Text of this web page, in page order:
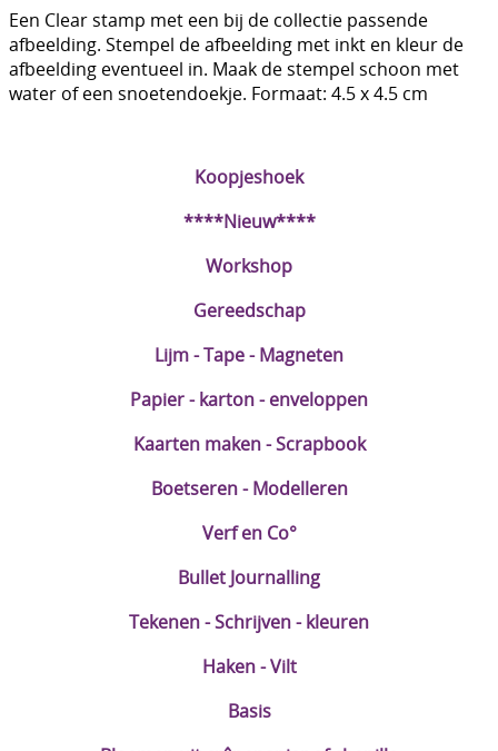
Diversen
DIY Kits
Koopjeshoek
****Nieuw****
Workshop
Gereedschap
Lijm - Tape - Magneten
Papier - karton - enveloppen
Kaarten maken - Scrapbook
Boetseren - Modelleren
Verf en Co°
Bullet Journalling
Tekenen - Schrijven - kleuren
Haken - Vilt
Basis
Een Clear stamp met een bij de collectie passende
afbeelding. Stempel de afbeelding met inkt en kleur de
afbeelding eventueel in. Maak de stempel schoon met
water of een snoetendoekje. Formaat: 4.5 x 4.5 cm